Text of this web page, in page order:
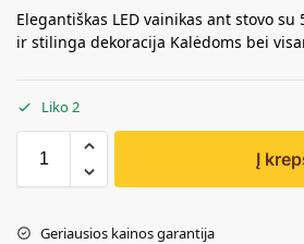
Elegantiškas LED vainikas ant stovo
ir stilinga dekoracija Kalėdoms bei
Liko 2
Į
Geriausios kainos garantija